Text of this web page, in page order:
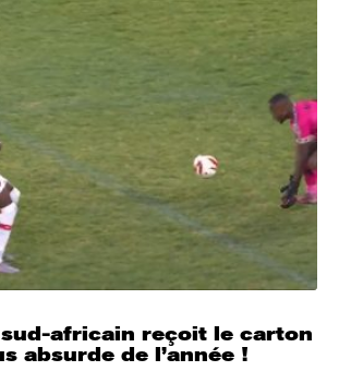
africain reçoit le carton
absurde de l’année !